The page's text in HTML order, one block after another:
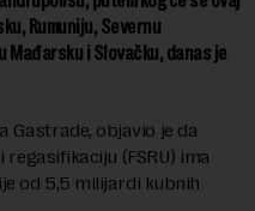
Rumuniju, Severnu
Mađarsku i Slovačku, danas je
Gastrade, objavio je da
(FSRU) ima
od 5,5 milijardi kubnih